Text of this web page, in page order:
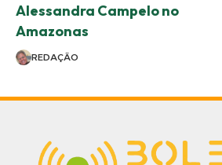
Alessandra Campelo no
Amazonas
REDAÇÃO